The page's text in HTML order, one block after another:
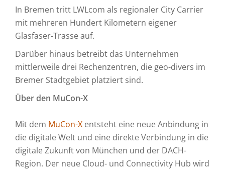
In Bremen tritt LWLcom als regionaler City Carrier
mit mehreren Hundert Kilometern eigener
Glasfaser-Trasse auf.
Darüber hinaus betreibt das Unternehmen
mittlerweile drei Rechenzentren, die geo-divers im
Bremer Stadtgebiet platziert sind.
Über den MuCon-X
Mit dem MuCon-X entsteht eine neue Anbindung in
die digitale Welt und eine direkte Verbindung in die
digitale Zukunft von München und der DACH-
Region. Der neue Cloud- und Connectivity Hub wird